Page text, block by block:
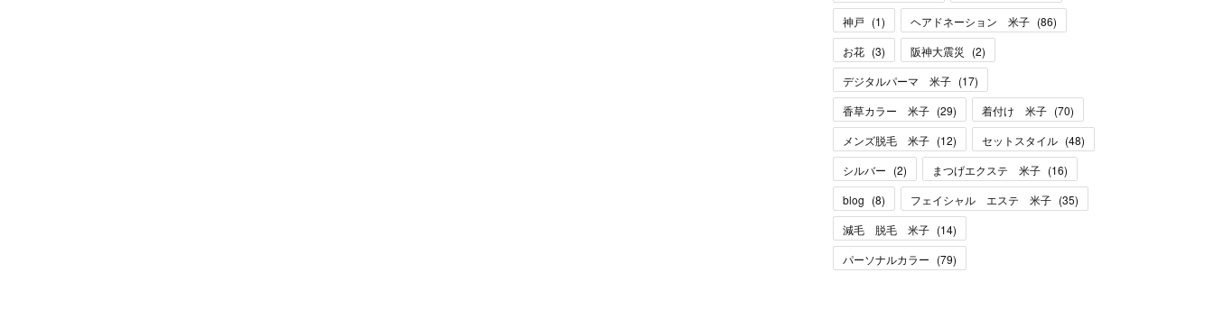
神戸 (1) ヘアドネーション 米子 (86)
お花 (3) 阪神大震災 (2)
デジタルパーマ 米子 (17)
香草カラー 米子 (29) 着付け 米子 (70)
メンズ脱毛 米子 (12) セットスタイル (48)
シルバー (2) まつげエクステ 米子 (16)
blog (8) フェイシャル エステ 米子 (35)
減毛 脱毛 米子 (14)
パーソナルカラー (79)